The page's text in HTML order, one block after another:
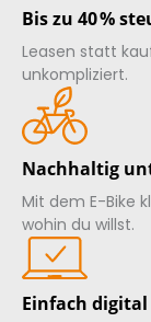
Bis zu 40 %
Leasen statt
unkompliziert.
Nachhaltig
Mit dem E-Bike
wohin du willst.
Einfach